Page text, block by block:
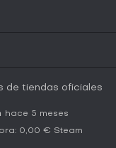
de tiendas oficiales
hace 5 meses
0,00 € Steam